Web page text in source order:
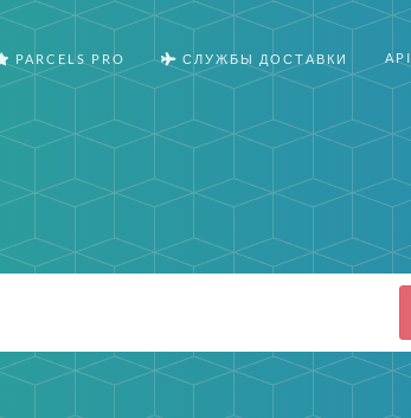
PARCELS PRO СЛУЖБЫ ДОСТАВКИ API